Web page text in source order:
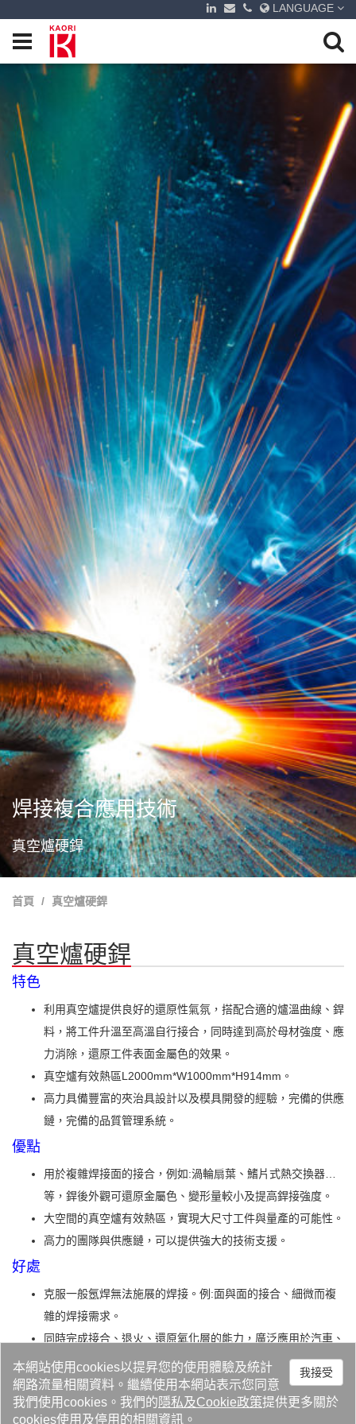
我接受
本網站使用cookies以提昇您的使用體驗及統計
網路流量相關資料。繼續使用本網站表示您同意
我們使用cookies。我們的 隱私及Cookie政策提供更多關於
cookies使用及停用的相關資訊。
LANGUAGE
焊接複合應用技術
真空爐硬銲
首頁 真空爐硬銲
真空爐硬銲
特色
利用真空爐提供良好的還原性氣氛，搭配合適的爐溫曲線、銲
料，將工件升溫至高溫自行接合，同時達到高於母材強度、應
力消除，還原工件表面金屬色的效果。
真空爐有效熱區L2000mm*W1000mm*H914mm。
高力具備豐富的夾治具設計以及模具開發的經驗，完備的供應
鏈，完備的品質管理系統。
優點
用於複雜焊接面的接合，例如:渦輪扇葉、鰭片式熱交換器…
等，銲後外觀可還原金屬色、變形量較小及提高銲接強度。
大空間的真空爐有效熱區，實現大尺寸工件與量產的可能性。
高力的團隊與供應鏈，可以提供強大的技術支援。
好處
克服一般氬焊無法施展的焊接。例:面與面的接合、細微而複
雜的焊接需求。
同時完成接合、退火、還原氧化層的能力，廣泛應用於汽車、
半導體設備、航太產業。
可應用於各式接合面，提升客戶焊道設計自由度，工件硬銲之
後具備優良的氣密性、導電性、熱傳導性。